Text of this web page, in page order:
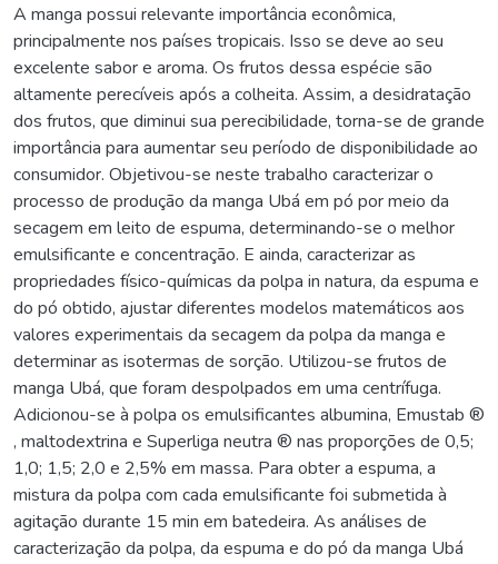
A manga possui relevante importância econômica,
principalmente nos países tropicais. Isso se deve ao seu
excelente sabor e aroma. Os frutos dessa espécie são
altamente perecíveis após a colheita. Assim, a desidratação
dos frutos, que diminui sua perecibilidade, torna-se de grande
importância para aumentar seu período de disponibilidade ao
consumidor. Objetivou-se neste trabalho caracterizar o
processo de produção da manga Ubá em pó por meio da
secagem em leito de espuma, determinando-se o melhor
emulsificante e concentração. E ainda, caracterizar as
propriedades físico-químicas da polpa in natura, da espuma e
do pó obtido, ajustar diferentes modelos matemáticos aos
valores experimentais da secagem da polpa da manga e
determinar as isotermas de sorção. Utilizou-se frutos de
manga Ubá, que foram despolpados em uma centrífuga.
Adicionou-se à polpa os emulsificantes albumina, Emustab ®
, maltodextrina e Superliga neutra ® nas proporções de 0,5;
1,0; 1,5; 2,0 e 2,5% em massa. Para obter a espuma, a
mistura da polpa com cada emulsificante foi submetida à
agitação durante 15 min em batedeira. As análises de
caracterização da polpa, da espuma e do pó da manga Ubá